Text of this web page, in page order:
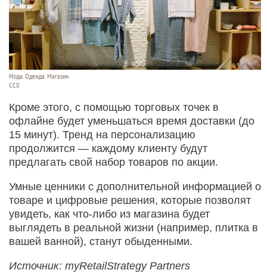
Мода. Одежда. Магазин.
СС0
Кроме этого, с помощью торговых точек в
офлайне будет уменьшаться время доставки (до
15 минут). Тренд на персонализацию
продолжится — каждому клиенту будут
предлагать свой набор товаров по акции.
Умные ценники с дополнительной информацией о
товаре и цифровые решения, которые позволят
увидеть, как что-либо из магазина будет
выглядеть в реальной жизни (например, плитка в
вашей ванной), станут обыденными.
Источник: myRetailStrategy Partners